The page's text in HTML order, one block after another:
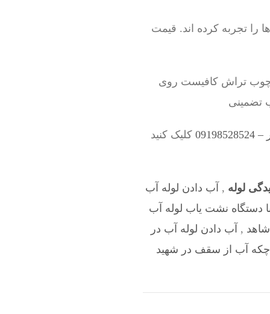
تجربه کرده اند. قیمت
چوب تراش کافیست روی
تضمینی
کلیک کنید
لوله , آب دادن لوله آب
دستگاه نشت یاب لوله آب
, آب دادن لوله آب در
چکه آب از سقف در شهید